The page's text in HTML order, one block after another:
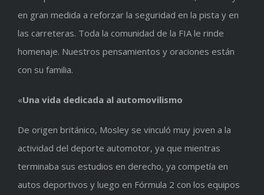
en gran medida a reforzar la seguridad en la pista y en
las carreteras. Toda la comunidad de la FIA le rinde
homenaje. Nuestros pensamientos y oraciones están
con su familia.
«Una vida dedicada al automovilismo
De origen británico, Mosley se vinculó muy joven a la
actividad del deporte automotor, ya que mientras
terminaba sus estudios en derecho, ya competía en
autos deportivos y luego en Fórmula 2 con los equipos